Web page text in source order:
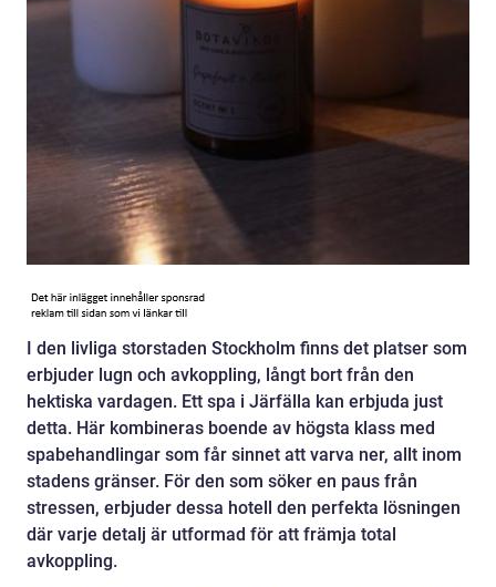
I den livliga storstaden Stockholm finns det platser som
erbjuder lugn och avkoppling, långt bort från den
hektiska vardagen. Ett spa i Järfälla kan erbjuda just
detta. Här kombineras boende av högsta klass med
spabehandlingar som får sinnet att varva ner, allt inom
stadens gränser. För den som söker en paus från
stressen, erbjuder dessa hotell den perfekta lösningen
där varje detalj är utformad för att främja total
avkoppling.